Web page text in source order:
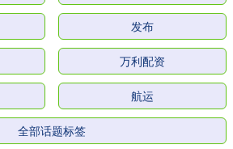
发布
万利配资
航运
全部话题标签